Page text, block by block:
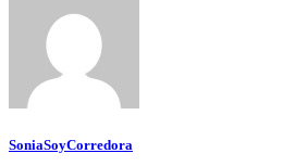
SoniaSoyCorredora